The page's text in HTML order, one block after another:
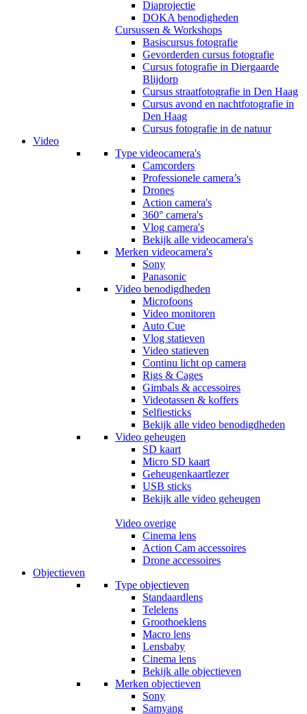
Diaprojectie
DOKA benodigheden
Cursussen & Workshops
Basiscursus fotografie
Gevorderden cursus fotografie
Cursus fotografie in Diergaarde
Blijdorp
Cursus straatfotografie in Den Haag
Cursus avond en nachtfotografie in
Den Haag
Cursus fotografie in de natuur
Video
Type videocamera's
Camcorders
Professionele camera’s
Drones
Action camera's
360° camera's
Vlog camera's
Bekijk alle videocamera's
Merken videocamera's
Sony
Panasonic
Video benodigdheden
Microfoons
Video monitoren
Auto Cue
Vlog statieven
Video statieven
Continu licht op camera
Rigs & Cages
Gimbals & accessoires
Videotassen & koffers
Selfiesticks
Bekijk alle video benodigdheden
Video geheugen
SD kaart
Micro SD kaart
Geheugenkaartlezer
USB sticks
Bekijk alle video geheugen
Video overige
Cinema lens
Action Cam accessoires
Drone accessoires
Objectieven
Type objectieven
Standaardlens
Telelens
Groothoeklens
Macro lens
Lensbaby
Cinema lens
Bekijk alle objectieven
Merken objectieven
Sony
Samyang